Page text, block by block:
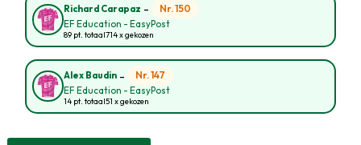
Richard Carapaz - Nr. 150
EF Education - EasyPost
89 pt. totaal714 x gekozen
Alex Baudin - Nr. 147
EF Education - EasyPost
14 pt. totaal51 x gekozen